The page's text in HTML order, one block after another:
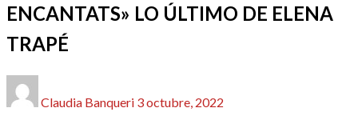
ENCANTATS» LO ÚLTIMO DE ELENA
TRAPÉ
Claudia Banqueri el
3 octubre, 2022